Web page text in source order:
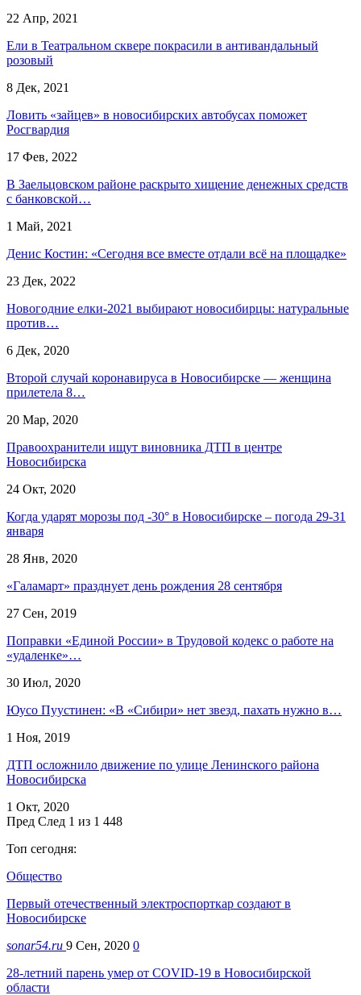
22 Апр, 2021
Ели в Театральном сквере покрасили в антивандальный
розовый
8 Дек, 2021
Ловить «зайцев» в новосибирских автобусах поможет
Росгвардия
17 Фев, 2022
В Заельцовском районе раскрыто хищение денежных средств
с банковской…
1 Май, 2021
Денис Костин: «Сегодня все вместе отдали всё на площадке»
23 Дек, 2022
Новогодние елки-2021 выбирают новосибирцы: натуральные
против…
6 Дек, 2020
Второй случай коронавируса в Новосибирске — женщина
прилетела 8…
20 Мар, 2020
Правоохранители ищут виновника ДТП в центре
Новосибирска
24 Окт, 2020
Когда ударят морозы под -30° в Новосибирске – погода 29-31
января
28 Янв, 2020
«Галамарт» празднует день рождения 28 сентября
27 Сен, 2019
Поправки «Единой России» в Трудовой кодекс о работе на
«удаленке»…
30 Июл, 2020
Юусо Пуустинен: «В «Сибири» нет звезд, пахать нужно в…
1 Ноя, 2019
ДТП осложнило движение по улице Ленинского района
Новосибирска
1 Окт, 2020
Пред След 1 из 1 448
Топ сегодня:
Общество
Первый отечественный электроспорткар создают в
Новосибирске
sonar54.ru 9 Сен, 2020 0
28-летний парень умер от COVID-19 в Новосибирской
области